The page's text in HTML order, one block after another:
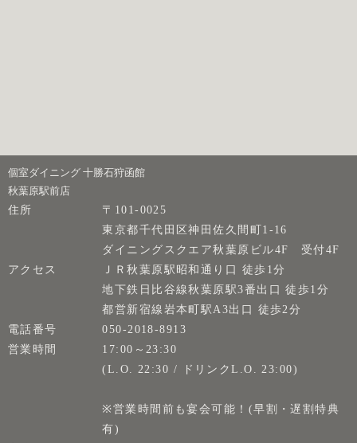
個室ダイニング 十勝石狩函館
秋葉原駅前店
住所
〒101-0025
東京都千代田区神田佐久間町1-16
ダイニングスクエア秋葉原ビル4F 受付4F
アクセス
ＪＲ秋葉原駅昭和通り口 徒歩1分
地下鉄日比谷線秋葉原駅3番出口 徒歩1分
都営新宿線岩本町駅A3出口 徒歩2分
電話番号
050-2018-8913
営業時間
17:00～23:30
(L.O. 22:30 / ドリンクL.O. 23:00)
※営業時間前も宴会可能！(早割・遅割特典
有)